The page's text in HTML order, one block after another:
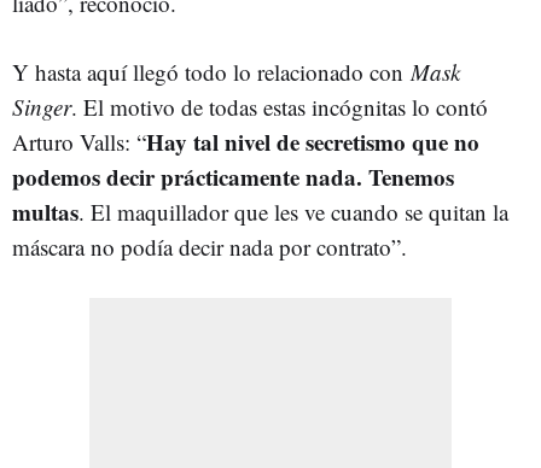
Y hasta aquí llegó todo lo relacionado conMask
Singer. El motivo de todas estas incógnitas lo contó
Arturo Valls: “Hay tal nivel de secretismo que no
podemos decir prácticamente nada. Tenemos
multas. El maquillador que les ve cuando se quitan la
máscara no podía decir nada por contrato”.